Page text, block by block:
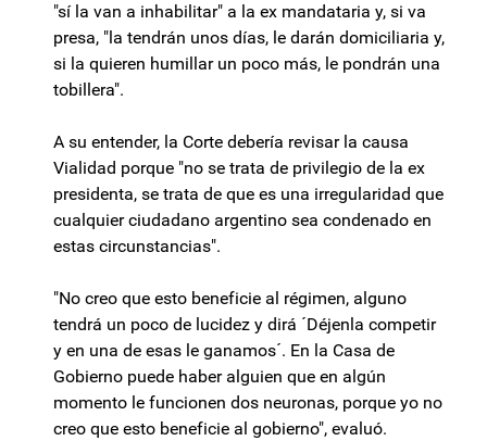
"sí la van a inhabilitar" a la ex mandataria y, si va
presa, "la tendrán unos días, le darán domiciliaria y,
si la quieren humillar un poco más, le pondrán una
tobillera".
A su entender, la Corte debería revisar la causa
Vialidad porque "no se trata de privilegio de la ex
presidenta, se trata de que es una irregularidad que
cualquier ciudadano argentino sea condenado en
estas circunstancias".
"No creo que esto beneficie al régimen, alguno
tendrá un poco de lucidez y dirá ´Déjenla competir
y en una de esas le ganamos´. En la Casa de
Gobierno puede haber alguien que en algún
momento le funcionen dos neuronas, porque yo no
creo que esto beneficie al gobierno", evaluó.